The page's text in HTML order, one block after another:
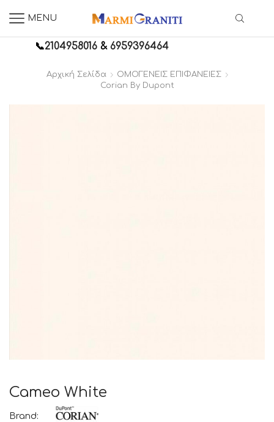
MENU
📞2104958016 &6959396464
Αρχική Σελίδα
ΟΜΟΓΕΝΕΙΣ ΕΠΙΦΑΝΕΙΕΣ
Corian By Dupont
Cameo White
Brand: